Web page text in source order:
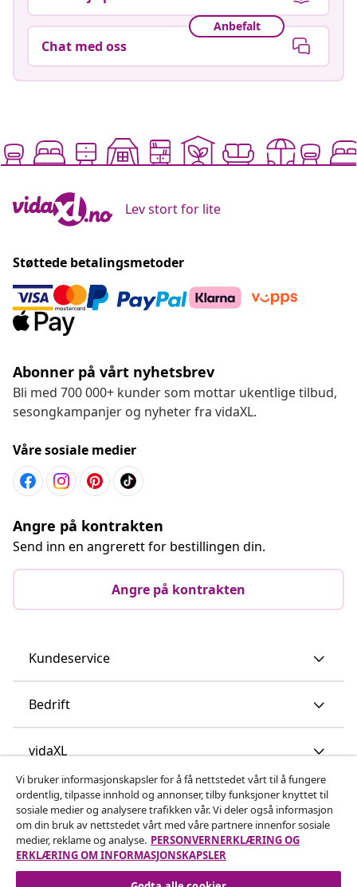
Anbefalt
Chat med oss
Lev stort for lite
Støttede betalingsmetoder
Abonner på vårt nyhetsbrev
Bli med 700 000+ kunder som mottar ukentlige tilbud,
sesongkampanjer og nyheter fra vidaXL.
Våre sosiale medier
Angre på kontrakten
Send inn en angrerett for bestillingen din.
Angre på kontrakten
Kundeservice
Bedrift
vidaXL
Oppdag mer
Vi bruker informasjonskapsler for å få nettstedet vårt til å fungere
ordentlig, tilpasse innhold og annonser, tilby funksjoner knyttet til
sosiale medier og analysere trafikken vår. Vi deler også informasjon
om din bruk av nettstedet vårt med våre partnere innenfor sosiale
medier, reklame og analyse. PERSONVERNERKLÆRING OG
ERKLÆRING OM INFORMASJONSKAPSLER